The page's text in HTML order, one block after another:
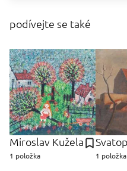
podívejte se také
Miroslav Kužela
1 položka 1 položka